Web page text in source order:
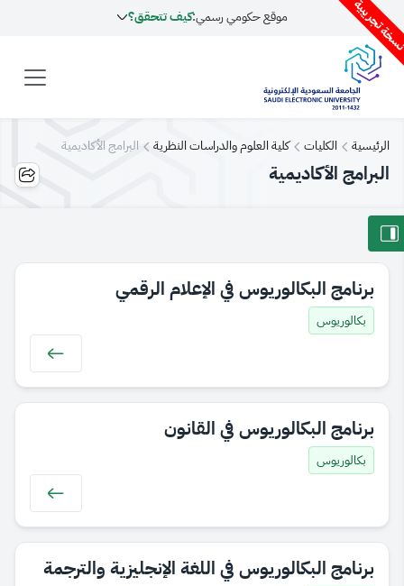
تجريبية موقع حكومي رسمي:كيف تتحقق؟
الرئيسية الكليات كلية العلوم والدراسات النظرية البرامج الأكاديمية
البرامج الأكاديمية
برنامج البكالوريوس في الإعلام الرقمي
بكالوريوس
برنامج البكالوريوس في القانون
بكالوريوس
برنامج البكالوريوس في اللغة الإنجليزية و​الترجمة